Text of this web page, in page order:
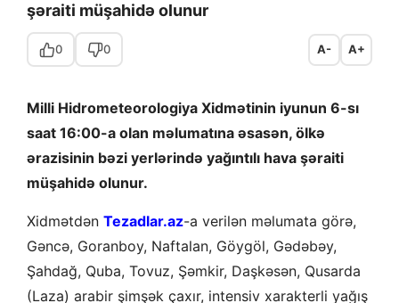
şəraiti müşahidə olunur
0 0 A- A+
Milli Hidrometeorologiya Xidmətinin iyunun 6-sı
saat 16:00-a olan məlumatına əsasən, ölkə
ərazisinin bəzi yerlərində yağıntılı hava şəraiti
müşahidə olunur.
Xidmətdən Tezadlar.az-a verilən məlumata görə,
Gəncə, Goranboy, Naftalan, Göygöl, Gədəbəy,
Şahdağ, Quba, Tovuz, Şəmkir, Daşkəsən, Qusarda
(Laza) arabir şimşək çaxır, intensiv xarakterli yağış